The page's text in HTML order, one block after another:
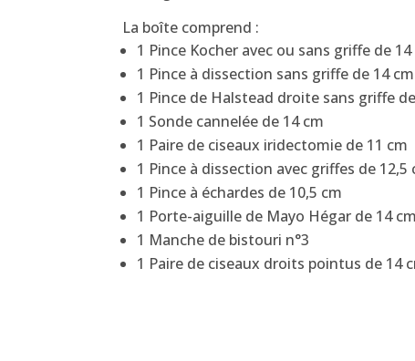
La boîte comprend :
1 Pince Kocher avec ou sans griffe de 14
1 Pince à dissection sans griffe de 14 cm
1 Pince de Halstead droite sans griffe
1 Sonde cannelée de 14 cm
1 Paire de ciseaux iridectomie de 11 cm
1 Pince à dissection avec griffes de 12,5
1 Pince à échardes de 10,5 cm
1 Porte-aiguille de Mayo Hégar de 14 cm
1 Manche de bistouri n°3
1 Paire de ciseaux droits pointus de 14